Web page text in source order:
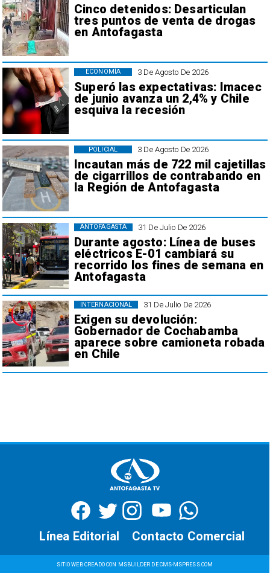
Cinco detenidos: Desarticulan
tres puntos de venta de drogas
en Antofagasta
3 De Agosto De 2026
Superó las expectativas: Imacec
de junio avanza un 2,4% y Chile
esquiva la recesión
ECONOMÍA
3 De Agosto De 2026
Incautan más de 722 mil cajetillas
de cigarrillos de contrabando en
la Región de Antofagasta
POLICIAL
31 De Julio De 2026
Durante agosto: Línea de buses
eléctricos E-01 cambiará su
recorrido los fines de semana en
Antofagasta
ANTOFAGASTA
31 De Julio De 2026
Exigen su devolución:
Gobernador de Cochabamba
aparece sobre camioneta robada
en Chile
INTERNACIONAL
SITIO WEB CREADO CON MSBUILDER DE CMS-MSPRESS.COM
Contacto Comercial
Línea Editorial